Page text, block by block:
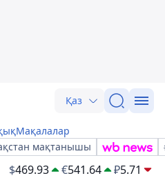
Қаз
Мақалалар
мақтанышы
$469.93 €541.64 ₽5.71